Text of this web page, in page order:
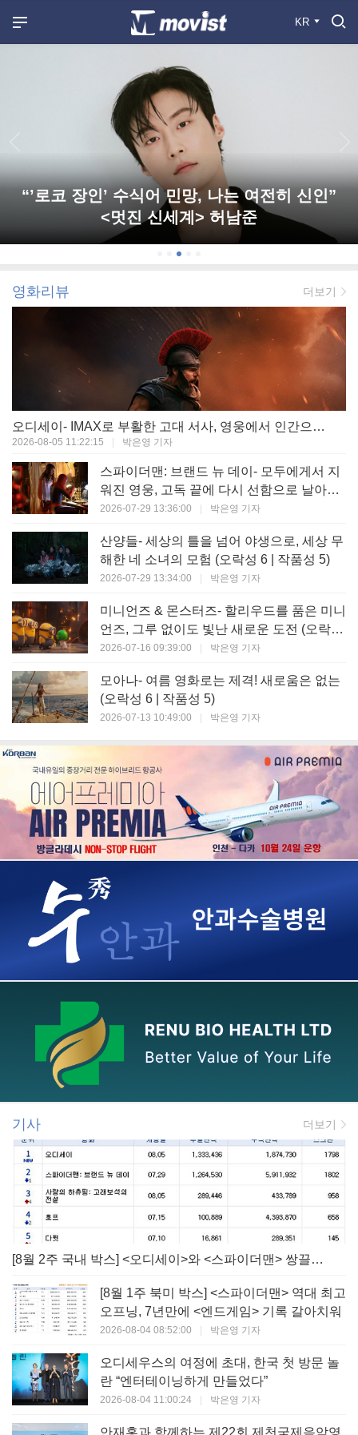
KR
“’로코 장인’ 수식어 민망, 나는 여전히 신인”
<멋진 신세계> 허남준
영화리뷰 더보기
오디세이- IMAX로 부활한 고대 서사, 영웅에서 인간으로의 귀환 (오락성 9 | 작품성 9)
2026-08-05 11:22:15 박은영 기자
스파이더맨: 브랜드 뉴 데이- 모두에게서 지
워진 영웅, 고독 끝에 다시 선함으로 날아오
르다 (오락성 8 | 작품성 8)
2026-07-29 13:36:00 박은영 기자
산양들- 세상의 틀을 넘어 야생으로, 세상 무
해한 네 소녀의 모험 (오락성 6 | 작품성 5)
2026-07-29 13:34:00 박은영 기자
미니언즈 & 몬스터즈- 할리우드를 품은 미니
언즈, 그루 없이도 빛난 새로운 도전 (오락성
7 | 작품성 6)
2026-07-16 09:39:00 박은영 기자
모아나- 여름 영화로는 제격! 새로움은 없는
(오락성 6 | 작품성 5)
2026-07-13 10:49:00 박은영 기자
기사 더보기
[8월 2주 국내 박스] <오디세이>와 <스파이더맨> 쌍끌이! 대작 틈바구니 속 빛난 <사랑의 하츄핑>
[8월 1주 북미 박스] <스파이더맨> 역대 최고
오프닝, 7년만에 <엔드게임> 기록 갈아치워
2026-08-04 08:52:00 | 박은영 기자
오디세우스의 여정에 초대, 한국 첫 방문 놀
란 “엔터테이닝하게 만들었다”
2026-08-04 11:00:24 | 박은영 기자
안재홍과 함께하는 제22회 제천국제음악영